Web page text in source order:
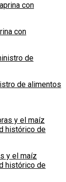
con
de alimentos
y el maíz
histórico de